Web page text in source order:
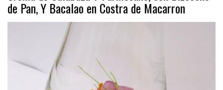
de Pan, Y Bacalao en Costra de Macarron